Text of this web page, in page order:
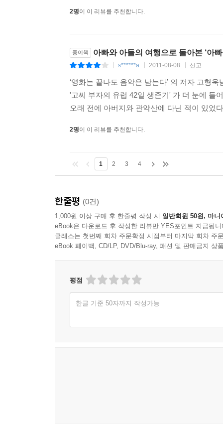
2명이 이 리뷰를 추천합니다.
종이책 아빠와 아들의 여행으로 돌아본 ‘아빠
s******a 2011-08-08 신고
‘영화는 끝나도 음악은 남는다’ 의 저자 고형
'고씨 부자의 유럽 42일 생존기' 가 더 눈에 들
오래 전에 아버지와 관악산에 다닌 적이 있었
2명이 이 리뷰를 추천합니다.
1 2 3 4
한줄평 (0건)
1,000원 이상 구매 후 한줄평 작성 시 일반회원 50원, 마니
eBook은 다운로드 후 작성한 리뷰만 YES포인트 지급됩니
클래스는 첫번째 회차 주문확정 시점부터 마지막 회차 주
eBook 페이백, CD/LP, DVD/Blu-ray, 패션 및 판매금지 상
평점
한글 기준 50자까지 작성가능